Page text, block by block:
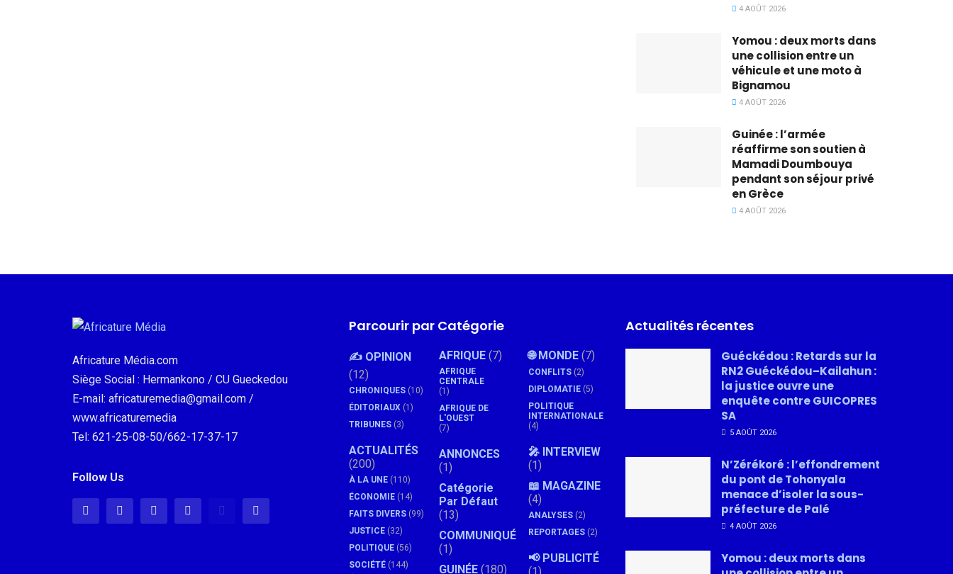
4 AOÛT 2026
Yomou : deux morts dans
une collision entre un
véhicule et une moto à
Bignamou
4 AOÛT 2026
Guinée : l’armée
réaffirme son soutien à
Mamadi Doumbouya
pendant son séjour privé
en Grèce
4 AOÛT 2026
Africature Média.com
Siège Social : Hermankono / CU Gueckedou
E-mail: africaturemedia@gmail.com /
www.africaturemedia
Tel: 621-25-08-50/662-17-37-17
Follow Us
Parcourir par Catégorie
✍️ OPINION
(12)
CHRONIQUES (10)
ÉDITORIAUX (1)
TRIBUNES (3)
ACTUALITÉS
(200)
À LA UNE (110)
ÉCONOMIE (14)
FAITS DIVERS (99)
JUSTICE (32)
POLITIQUE (56)
SOCIÉTÉ (144)
AFRIQUE(7)
AFRIQUE
CENTRALE
(1)
AFRIQUE DE
L'OUEST
(7)
ANNONCES
(1)
Catégorie
Par Défaut
(13)
COMMUNIQUÉ
(1)
GUINÉE(180)
🌐 MONDE (7)
CONFLITS (2)
DIPLOMATIE (5)
POLITIQUE
INTERNATIONALE
(4)
🎤 INTERVIEW
(1)
📖 MAGAZINE
(4)
ANALYSES (2)
REPORTAGES (2)
📢 PUBLICITÉ
(1)
Actualités récentes
Guéckédou : Retards sur la
RN2 Guéckédou–Kailahun :
la justice ouvre une
enquête contre GUICOPRES
SA
5 AOÛT 2026
N’Zérékoré : l’effondrement
du pont de Tohonyala
menace d’isoler la sous-
préfecture de Palé
4 AOÛT 2026
Yomou : deux morts dans